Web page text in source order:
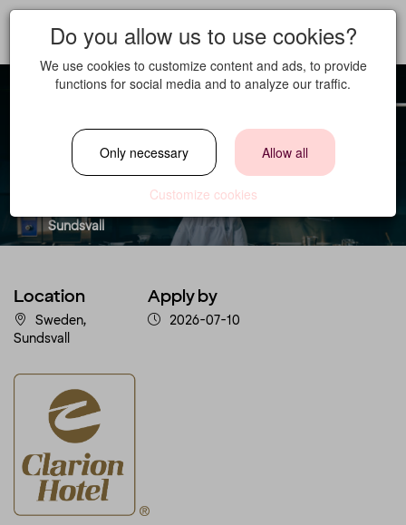
Executive Chef
Sundsvall
Location
Sweden,
Sundsvall
Apply by
2026-07-10
Do you allow us to use cookies?
We use cookies to customize content and ads, to provide
functions for social media and to analyze our traffic.
Only necessary Allow all
Customize cookies